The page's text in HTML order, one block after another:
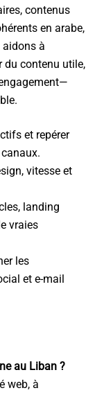
contenus
en arabe,
à
du contenu utile,
et repérer
vitesse et
landing
vraies
les
et e-mail
au Liban ?
web, à